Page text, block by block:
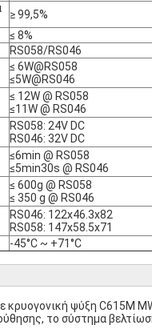
≥ 99,5%
≤ 8%
RS058/RS046
≤ 6W@RS058
≤5W@RS046
≤ 12W @ RS058
≤11W @ RS046
RS058: 24V DC
RS046: 32V DC
≤6min @ RS058
≤5min30s @ RS046
≤ 600g @ RS058
≤ 350 g @ RS046
RS046: 122x46.3x82
RS058: 147x58.5x71
-45°C ~ +71°C
κρυογονική ψύξη C615M
το σύστημα